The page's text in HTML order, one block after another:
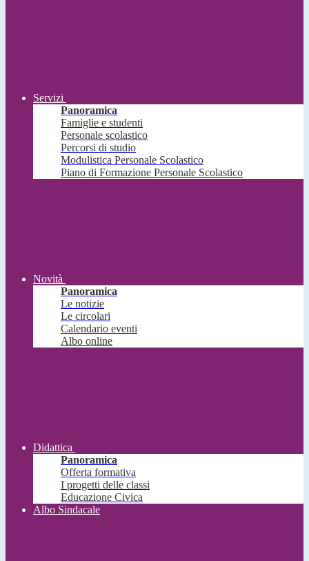
Servizi
Panoramica
Famiglie e studenti
Personale scolastico
Percorsi di studio
Modulistica Personale Scolastico
Piano di Formazione Personale Scolastico
Novità
Panoramica
Le notizie
Le circolari
Calendario eventi
Albo online
Didattica
Panoramica
Offerta formativa
I progetti delle classi
Educazione Civica
Albo Sindacale